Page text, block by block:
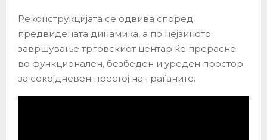
Реконструкцијата се одвива според
предвидената динамика, а по нејзиното
завршување трговскиот центар ќе прерасне
во функционален, безбеден и уреден простор
за секојдневен престој на граѓаните.